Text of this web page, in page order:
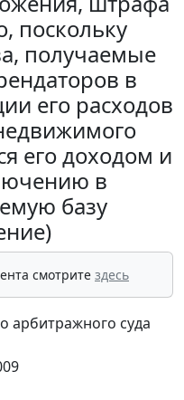
поскольку
получаемые
в
его расходов
его доходом и
в
базу
смотрите здесь
арбитражного суда